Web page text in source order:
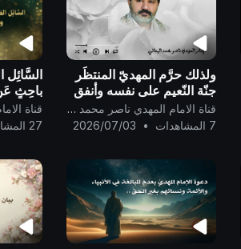
ولذلك حرَّم المهديّ المنتظَر
جنّة النّعيم على نفسه وأنفق
درجته فيها لجدّه محمد
رسول الله..
قناة الامام المهدي ناصر محمد اليماني
7 المشاهدات
•
2026/07/03
السَّائِل
باحِثٍ
الله
27 المشاهدات